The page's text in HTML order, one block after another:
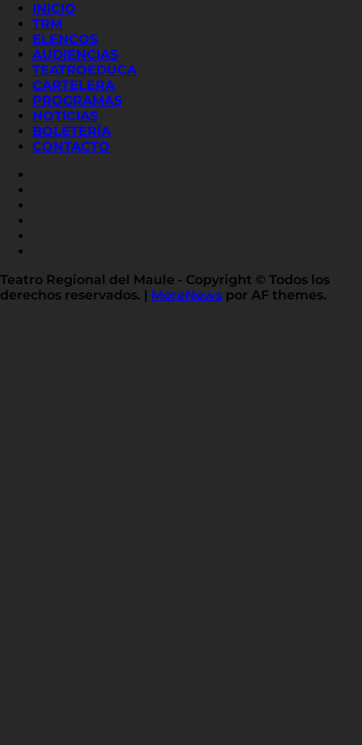
INICIO
TRM
ELENCOS
AUDIENCIAS
TEATROEDUCA
CARTELERA
PROGRAMAS
NOTICIAS
BOLETERÍA
CONTACTO
Teatro Regional del Maule - Copyright © Todos los
derechos reservados.
MoreNews por AF themes.